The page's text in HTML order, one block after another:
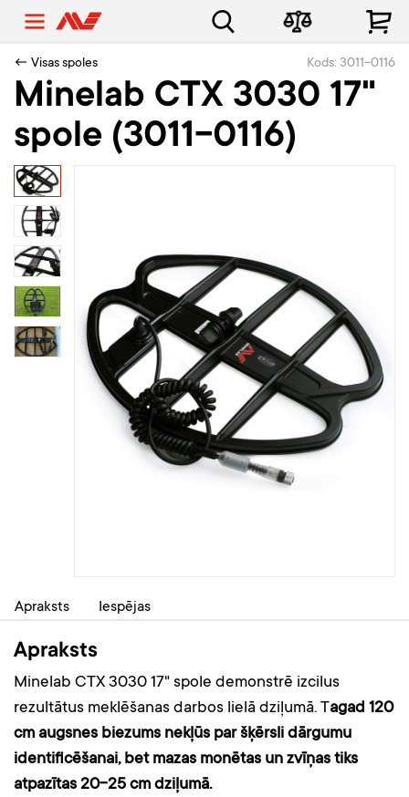
← Visas spoles Kods: 3011-0116
Minelab CTX 3030 17"
spole (3011-0116)
Apraksts Iespējas
Apraksts
Minelab CTX 3030 17" spole demonstrē izcilus
rezultātus meklēšanas darbos lielā dziļumā. Tagad 120
cm augsnes biezums nekļūs par šķērsli dārgumu
identificēšanai, bet mazas monētas un zvīņas tiks
atpazītas 20-25 cm dziļumā.